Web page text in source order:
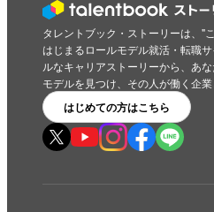
タレントブック・ストーリーは、"
はじまるロールモデル就活・転職
ルなキャリアストーリーから、あ
モデルを見つけ、その人が働く企業
はじめての方はこちら